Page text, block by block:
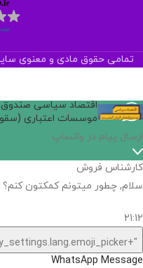
تمامی حقوق مادی و معنوی
اقتصاد سیاسی
موسسات اعتباری
اگر
نیست,
شاید
بتونیم
تهیه